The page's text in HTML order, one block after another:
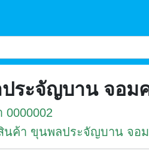
ระจัญบาน จอม
0000002
นค้า ขุนพลประจัญบาน จอ